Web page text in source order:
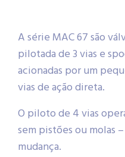
A série MAC 67 são
pilotada de 3 vias e
acionadas por um
vias de ação direta.
O piloto de 4 vias
sem pistões ou molas
mudança.